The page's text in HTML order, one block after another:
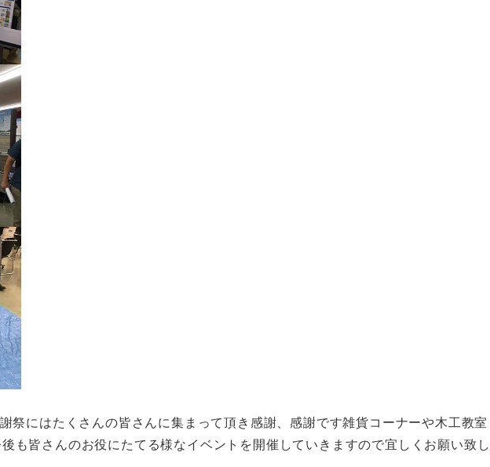
祭にはたくさんの皆さんに集まって頂き感謝、感謝です雑貨コーナーや木工教
も皆さんのお役にたてる様なイベントを開催していきますので宜しくお願い致し